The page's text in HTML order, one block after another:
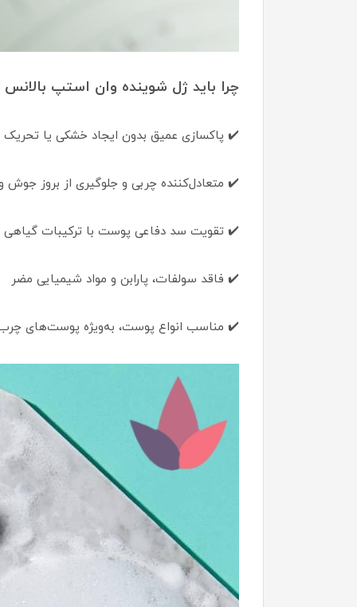
چرا باید ژل شوینده وان استپ
✔️ پاکسازی عمیق بدون ایجاد خشکی یا
✔️ متعادل‌کننده چربی و جلوگیری از بروز جوش
✔️ تقویت سد دفاعی پوست با ترکیبات
✔️ فاقد سولفات، پارابن و مواد شیمیایی مضر
✔️ مناسب انواع پوست، به‌ویژه پوست‌های